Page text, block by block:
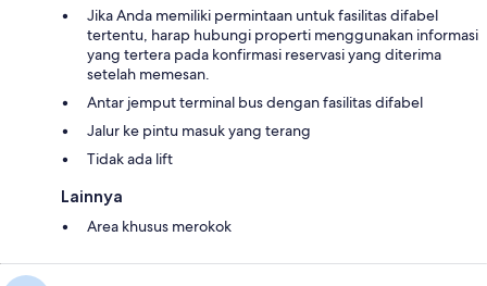
Jika Anda memiliki permintaan untuk fasilitas difabel
tertentu, harap hubungi properti menggunakan informasi
yang tertera pada konfirmasi reservasi yang diterima
setelah memesan.
Antar jemput terminal bus dengan fasilitas difabel
Jalur ke pintu masuk yang terang
Tidak ada lift
Lainnya
Area khusus merokok